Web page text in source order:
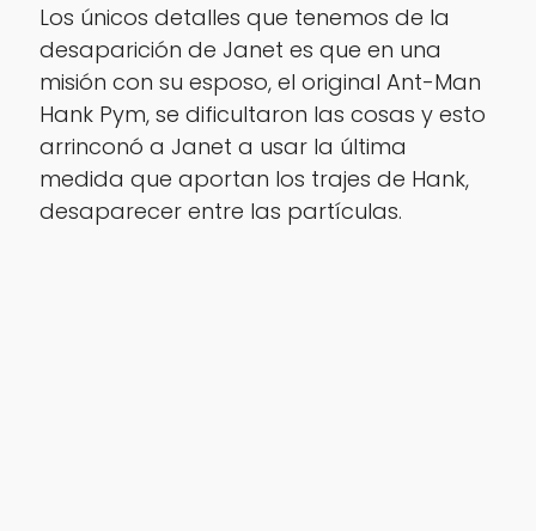
Los únicos detalles que tenemos de la
desaparición de Janet es que en una
misión con su esposo, el original Ant-Man
Hank Pym, se dificultaron las cosas y esto
arrinconó a Janet a usar la última
medida que aportan los trajes de Hank,
desaparecer entre las partículas.